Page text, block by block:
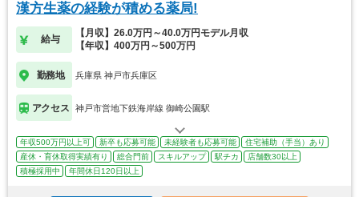
漢方生薬の経験が積める薬局!
給与
【月収】26.0万円～40.0万円モデル月収
【年収】400万円～500万円
勤務地 兵庫県 神戸市兵庫区
アクセス 神戸市営地下鉄海岸線 御崎公園駅
年収500万円以上可 新卒も応募可能 未経験者も応募可能
住宅補助（手当）あり
産休・育休取得実績有り
総合門前 スキルアップ 駅チカ
店舗数30以上
積極採用中
年間休日120日以上